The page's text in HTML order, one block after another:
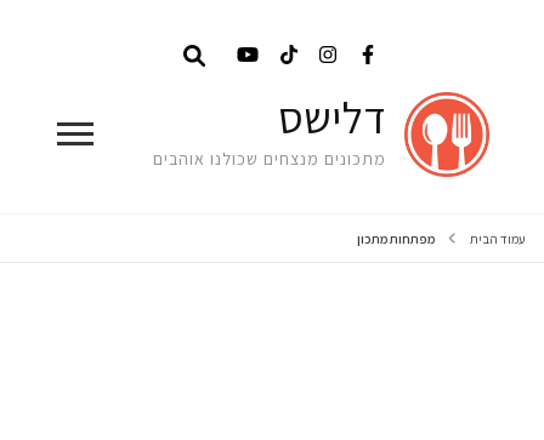
דלישס
מתכונים מנצחים שכולנו אוהבים
עמוד הבית מפתחות מתכון